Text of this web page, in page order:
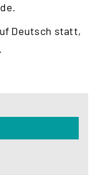
.
Deutsch statt,